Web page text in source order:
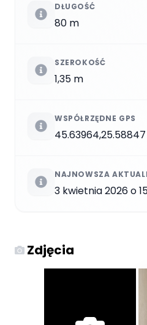
DŁUGOŚĆ
80 m
SZEROKOŚĆ
1,35 m
WSPÓŁRZĘDNE GPS
45.63964,25.58847
NAJNOWSZA
3 kwietnia 2026 o
Zdjęcia